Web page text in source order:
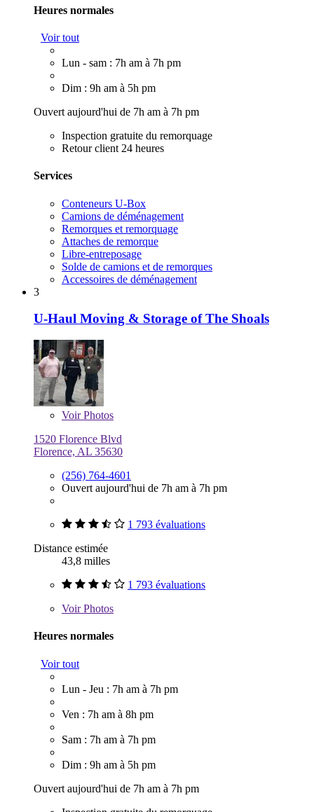
Heures normales
Voir tout
Lun - sam : 7h am à 7h pm
Dim : 9h am à 5h pm
Ouvert aujourd'hui de 7h am à 7h pm
Inspection gratuite du remorquage
Retour client 24 heures
Services
Conteneurs U-Box
Camions de déménagement
Remorques et remorquage
Attaches de remorque
Libre-entreposage
Solde de camions et de remorques
Accessoires de déménagement
3
U-Haul Moving & Storage of The Shoals
VoirPhotos
1520 Florence Blvd
Florence, AL 35630
(256) 764-4601
Ouvert aujourd'hui de 7h am à 7h pm
1 793 évaluations
Distance estimée
43,8 milles
1 793 évaluations
VoirPhotos
Heures normales
Voir tout
Lun - Jeu : 7h am à 7h pm
Ven : 7h am à 8h pm
Sam : 7h am à 7h pm
Dim : 9h am à 5h pm
Ouvert aujourd'hui de 7h am à 7h pm